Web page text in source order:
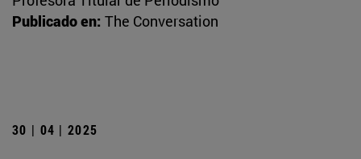
Publicado en: The Conversation
30 | 04 | 2025